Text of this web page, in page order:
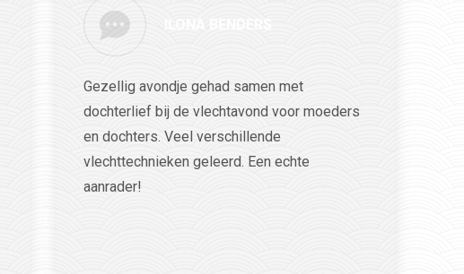
Gezellig avondje gehad samen met
dochterlief bij de vlechtavond voor moeders
en dochters. Veel verschillende
vlechttechnieken geleerd. Een echte
aanrader!